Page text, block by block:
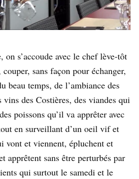
s’accoude avec le chef lève-tôt
sans façon pour échanger,
beau temps, de l’ambiance des
des Costières, des viandes qui
poissons qu’il va apprêter avec
en surveillant d’un oeil vif et
vont et viennent, épluchent et
apprêtent sans être perturbés par
qui surtout le samedi et le